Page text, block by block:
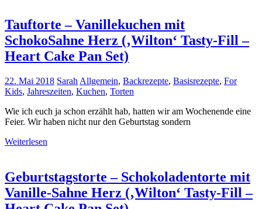
Tauftorte – Vanillekuchen mit
SchokoSahne Herz (‚Wilton‘ Tasty-Fill –
Heart Cake Pan Set)
22. Mai 2018 Sarah Allgemein, Backrezepte, Basisrezepte, For
Kids, Jahreszeiten, Kuchen, Torten
Wie ich euch ja schon erzählt hab, hatten wir am Wochenende eine
Feier. Wir haben nicht nur den Geburtstag sondern
Weiterlesen
Geburtstagstorte – Schokoladentorte mit
Vanille-Sahne Herz (‚Wilton‘ Tasty-Fill –